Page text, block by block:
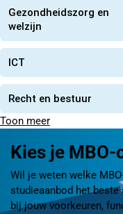
Gezondheidszorg en
welzijn
ICT
Recht en bestuur
Toon meer
Kies je
Wil je weten welke
studieaanbod het beste
bij jouw voorkeuren,